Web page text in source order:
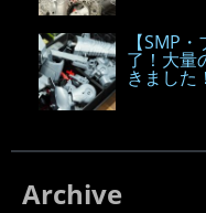
【SMP
了！大量
きました
Archive